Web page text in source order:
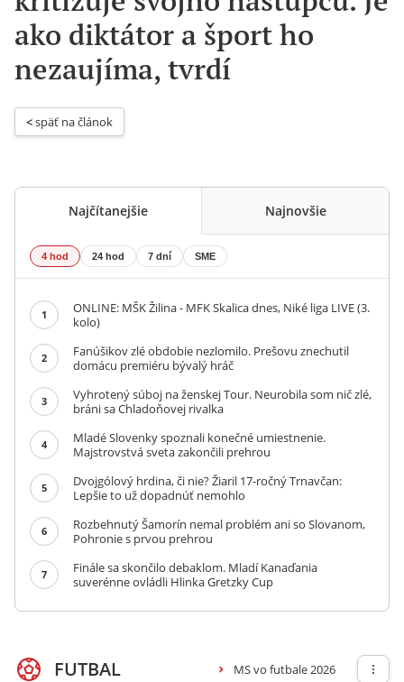
ako diktátor a šport ho
nezaujíma, tvrdí
< späť na článok
Najčítanejšie Najnovšie
4 hod 24 hod 7 dní SME
1
ONLINE: MŠK Žilina - MFK Skalica dnes, Niké liga LIVE (3.
kolo)
2
Fanúšikov zlé obdobie nezlomilo. Prešovu znechutil
domácu premiéru bývalý hráč
3
Vyhrotený súboj na ženskej Tour. Neurobila som nič zlé,
bráni sa Chladoňovej rivalka
4
Mladé Slovenky spoznali konečné umiestnenie.
Majstrovstvá sveta zakončili prehrou
5
Dvojgólový hrdina, či nie? Žiaril 17-ročný Trnavčan:
Lepšie to už dopadnúť nemohlo
6
Rozbehnutý Šamorín nemal problém ani so Slovanom,
Pohronie s prvou prehrou
7
Finále sa skončilo debaklom. Mladí Kanaďania
suverénne ovládli Hlinka Gretzky Cup
FUTBAL MS vo futbale 2026